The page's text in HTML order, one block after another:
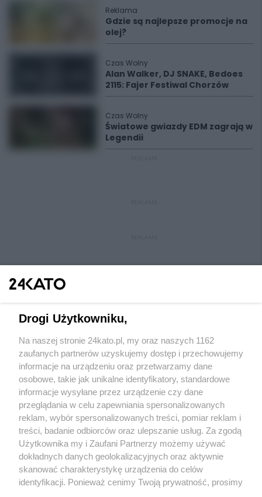
Reklama
Gdzie są najlepsze promocje na
olej?
Czas Wolny
Alan Walker, DJ SNAKE, Bedoes
2115: Fajer Festiwal Chorzów
Czas Wolny
Światowe gwiazdy EDM zagrają w
Legendii
Wydawca mediów lokalnych
Nie zapomnij
zapoznać się z:
polityką prywatności regulamin korzystania z portali
Twojemiasto
Piekary Śląskie
Chorzów
Tarnowskie Góry
Skontakuj sięz nami
Kontakt
Wydawca
Redakcja
Drogi Użytkowniku,
Na naszej stronie 24kato.pl, my oraz naszych 1162
zaufanych partnerów uzyskujemy dostęp i przechowujemy
informacje na urządzeniu oraz przetwarzamy dane
osobowe, takie jak unikalne identyfikatory, standardowe
informacje wysyłane przez urządzenie czy dane
przeglądania w celu zapewniania spersonalizowanych
reklam, wybór spersonalizowanych treści, pomiar reklam i
treści, badanie odbiorców oraz ulepszanie usług. Za zgodą
Użytkownika my i Zaufani Partnerzy możemy używać
dokładnych danych geolokalizacyjnych oraz aktywnie
skanować charakterystykę urządzenia do celów
identyfikacji. Ponieważ cenimy Twoją prywatność, prosimy